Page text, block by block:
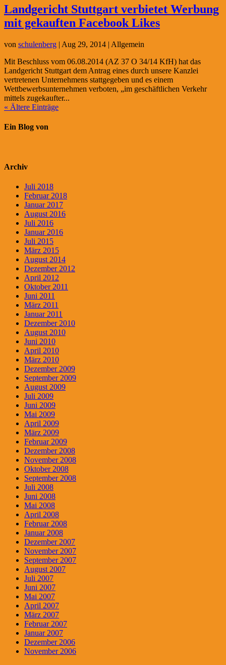
Landgericht Stuttgart verbietet Werbung
mit gekauften Facebook Likes
von schulenberg | Aug 29, 2014 | Allgemein
Mit Beschluss vom 06.08.2014 (AZ 37 O 34/14 KfH) hat das
Landgericht Stuttgart dem Antrag eines durch unsere Kanzlei
vertretenen Unternehmens stattgegeben und es einem
Wettbewerbsunternehmen verboten, „im geschäftlichen Verkehr
mittels zugekaufter...
« Ältere Einträge
Ein Blog von
Archiv
Juli 2018
Februar 2018
Januar 2017
August 2016
Juli 2016
Januar 2016
Juli 2015
März 2015
August 2014
Dezember 2012
April 2012
Oktober 2011
Juni 2011
März 2011
Januar 2011
Dezember 2010
August 2010
Juni 2010
April 2010
März 2010
Dezember 2009
September 2009
August 2009
Juli 2009
Juni 2009
Mai 2009
April 2009
März 2009
Februar 2009
Dezember 2008
November 2008
Oktober 2008
September 2008
Juli 2008
Juni 2008
Mai 2008
April 2008
Februar 2008
Januar 2008
Dezember 2007
November 2007
September 2007
August 2007
Juli 2007
Juni 2007
Mai 2007
April 2007
März 2007
Februar 2007
Januar 2007
Dezember 2006
November 2006